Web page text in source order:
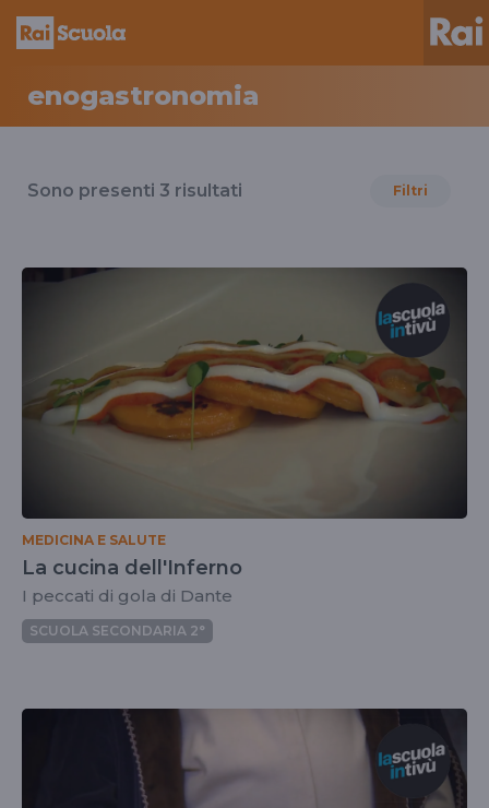
enogastronomia
il
enogastronomia
Sono presenti 3 risultati Filtri
MEDICINA E SALUTE
La cucina dell'Inferno
I peccati di gola di Dante
SCUOLA SECONDARIA 2°